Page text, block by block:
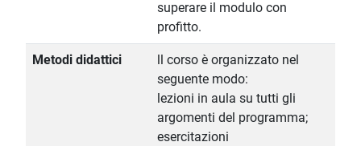
superare il modulo con
profitto.
Metodi didattici
ll corso è organizzato nel
seguente modo:
lezioni in aula su tutti gli
argomenti del programma;
esercitazioni